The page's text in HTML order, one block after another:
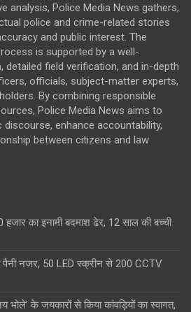
analysis, Police Media News gathers,
police and crime-related stories
and public interest. The
is supported by a well-
detailed field verification, and in-depth
officials, subject-matter experts,
By combining responsible
Police Media News aims to
enhance accountability,
between citizens and law
का इनामी बदमाश ढेर, 12 साल की बच्ची
पैनी नजर, 50 LED स्क्रीन से 200 CCTV
के जयकारों से किया कांवड़ियों का स्वागत,